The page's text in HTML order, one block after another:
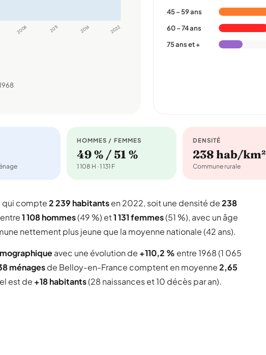
2006 2011 2016 2022
45 – 59 ans
60 – 74 ans
75 ans et +
HOMMES / FEMMES
49 % / 51 %
1 108 H · 1 131 F
DENSITÉ
238 hab/km²
Commune rurale
qui compte2 239 habitantsen 2022, soit une densité de238
1 108 hommes(49 %) et1 131 femmes(51 %), avec un âge
nettement plus jeune que la moyenne nationale (42 ans).
avec une évolution de +110,2 % entre 1968 (1 065
ménagesde Belloy-en-France comptent en moyenne2,65
est de +18 habitants(28 naissances et 10 décès par an).